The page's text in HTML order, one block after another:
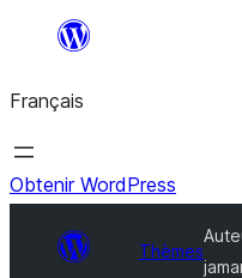
contenu
Français
Obtenir WordPress
Thèmes